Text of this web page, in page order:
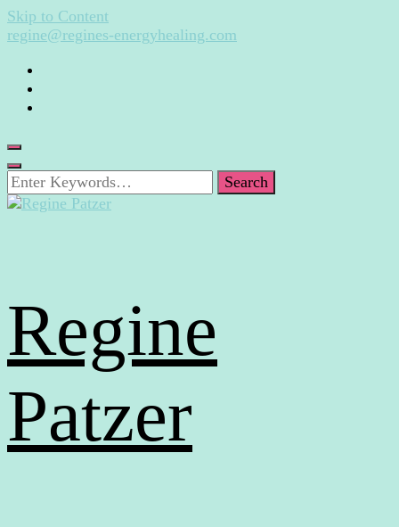
Skip to Content
regine@regines-energyhealing.com
Looking
for
Something?
Regine
Patzer